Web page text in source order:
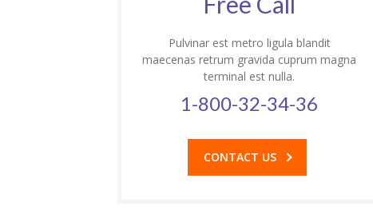
Pulvinar est metro ligula blandit
maecenas retrum gravida cuprum magna
terminal est nulla.
1-800-32-34-36
CONTACT US